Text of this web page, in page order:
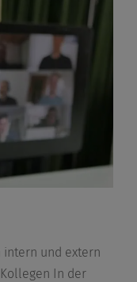
intern und extern
In der